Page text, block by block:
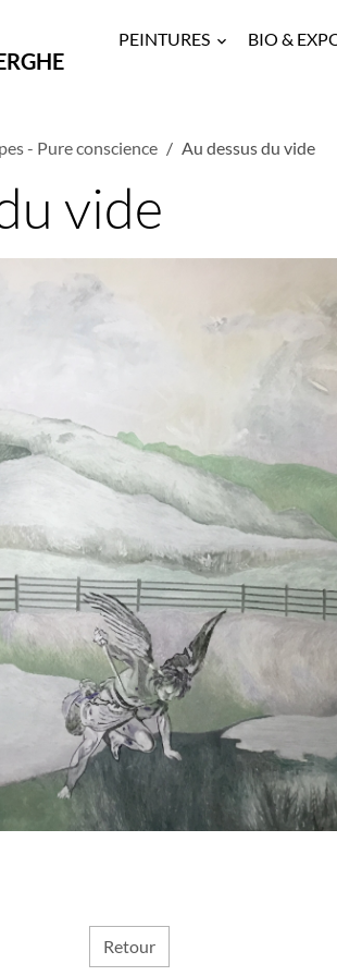
PEINTURES BIO &
- Pure conscience Au dessus du vide
vide
Retour